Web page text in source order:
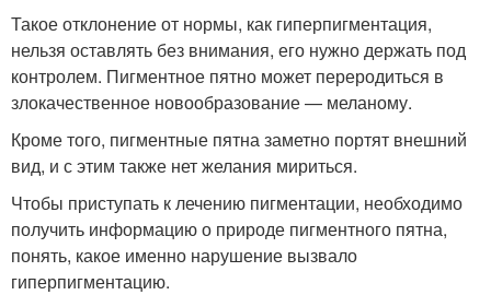
Такое отклонение от нормы, как гиперпигментация,
нельзя оставлять без внимания, его нужно держать под
контролем. Пигментное пятно может переродиться в
злокачественное новообразование — меланому.
Кроме того, пигментные пятна заметно портят внешний
вид, и с этим также нет желания мириться.
Чтобы приступать к лечению пигментации, необходимо
получить информацию о природе пигментного пятна,
понять, какое именно нарушение вызвало
гиперпигментацию.